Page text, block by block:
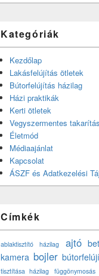
Kategóriák
Kezdőlap
Lakásfelújítás ötletek
Bútorfelújítás házilag
Házi praktikák
Kerti ötletek
Vegyszermentes takarítás
Életmód
Médiaajánlat
Kapcsolat
ÁSZF és Adatkezelési
Címkék
ablaktisztító házilag ajtó
kamera bojler
tisztítása házilag függönymosás